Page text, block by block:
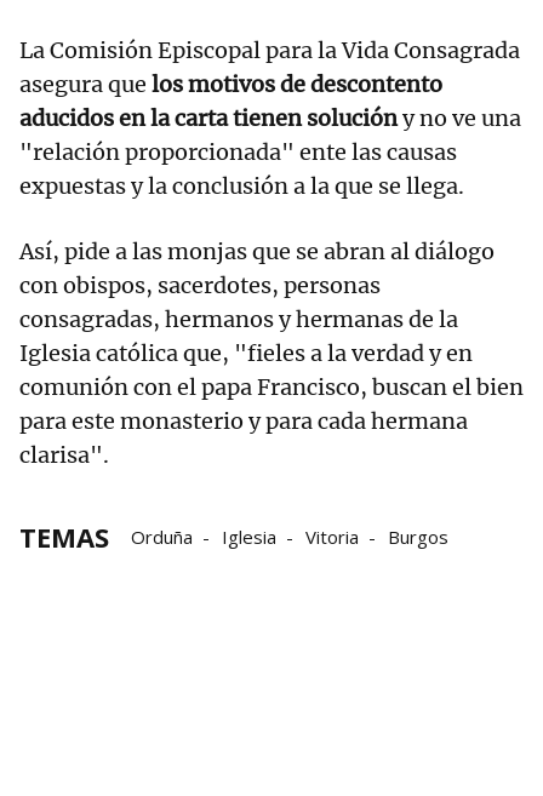
La Comisión Episcopal para la Vida Consagrada
asegura que los motivos de descontento
aducidos en la carta tienen solucióny no ve una
"relación proporcionada" ente las causas
expuestas y la conclusión a la que se llega.
Así, pide a las monjas que se abran al diálogo
con obispos, sacerdotes, personas
consagradas, hermanos y hermanas de la
Iglesia católica que, "fieles a la verdad y en
comunión con el papa Francisco, buscan el bien
para este monasterio y para cada hermana
clarisa".
TEMAS Orduña Iglesia Vitoria Burgos